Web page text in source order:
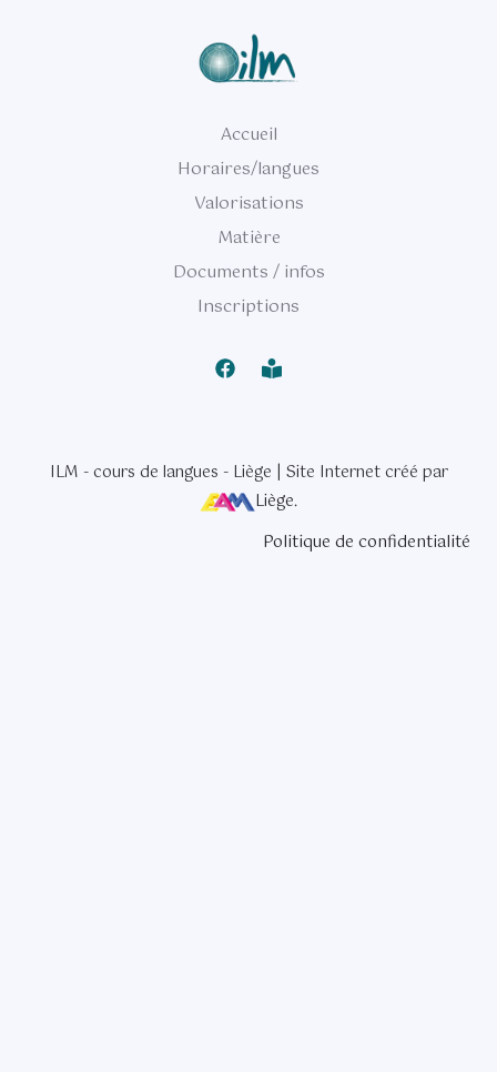
Accueil
Horaires/langues
Valorisations
Matière
Documents / infos
Inscriptions
ILM - cours de langues - Liège | Site Internet créé par
Liège.
Politique de confidentialité